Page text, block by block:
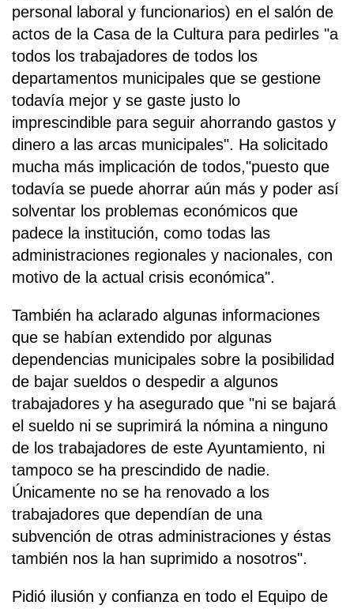
personal laboral y funcionarios) en el salón de
actos de la Casa de la Cultura para pedirles "a
todos los trabajadores de todos los
departamentos municipales que se gestione
todavía mejor y se gaste justo lo
imprescindible para seguir ahorrando gastos y
dinero a las arcas municipales". Ha solicitado
mucha más implicación de todos,"puesto que
todavía se puede ahorrar aún más y poder así
solventar los problemas económicos que
padece la institución, como todas las
administraciones regionales y nacionales, con
motivo de la actual crisis económica".
También ha aclarado algunas informaciones
que se habían extendido por algunas
dependencias municipales sobre la posibilidad
de bajar sueldos o despedir a algunos
trabajadores y ha asegurado que "ni se bajará
el sueldo ni se suprimirá la nómina a ninguno
de los trabajadores de este Ayuntamiento, ni
tampoco se ha prescindido de nadie.
Únicamente no se ha renovado a los
trabajadores que dependían de una
subvención de otras administraciones y éstas
también nos la han suprimido a nosotros".
Pidió ilusión y confianza en todo el Equipo de